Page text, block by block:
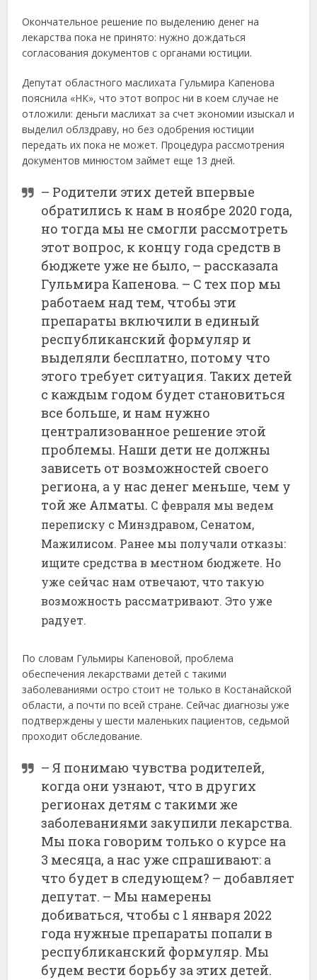
Окончательное решение по выделению денег на
лекарства пока не принято: нужно дождаться
согласования документов с органами юстиции.
Депутат областного маслихата Гульмира Капенова
пояснила «НК», что этот вопрос ни в коем случае не
отложили: деньги маслихат за счет экономии изыскал и
выделил облздраву, но без одобрения юстиции
передать их пока не может. Процедура рассмотрения
документов минюстом займет еще 13 дней.
– Родители этих детей впервые
обратились к нам в ноябре 2020 года,
но тогда мы не смогли рассмотреть
этот вопрос, к концу года средств в
бюджете уже не было, – рассказала
Гульмира Капенова. – С тех пор мы
работаем над тем, чтобы эти
препараты включили в единый
республиканский формуляр и
выделяли бесплатно, потому что
этого требует ситуация. Таких детей
с каждым годом будет становиться
все больше, и нам нужно
централизованное решение этой
проблемы. Наши дети не должны
зависеть от возможностей своего
региона, а у нас денег меньше, чем у
той же Алматы. С февраля мы ведем
переписку с Минздравом, Сенатом,
Мажилисом. Ранее мы получали отказы:
ищите средства в местном бюджете. Но
уже сейчас нам отвечают, что такую
возможность рассматривают. Это уже
радует.
По словам Гульмиры Капеновой, проблема
обеспечения лекарствами детей с такими
заболеваниями остро стоит не только в Костанайской
области, а почти по всей стране. Сейчас диагнозы уже
подтверждены у шести маленьких пациентов, седьмой
проходит обследование.
– Я понимаю чувства родителей,
когда они узнают, что в других
регионах детям с такими же
заболеваниями закупили лекарства.
Мы пока говорим только о курсе на
3 месяца, а нас уже спрашивают: а
что будет в следующем? – добавляет
депутат. – Мы намерены
добиваться, чтобы с 1 января 2022
года нужные препараты попали в
республиканский формуляр. Мы
будем вести борьбу за этих детей.